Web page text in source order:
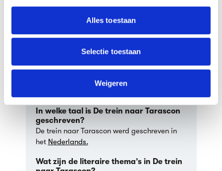
informatie over jouw gebruik van onze site met onze
partners voor social media, adverteren en analyse. Deze
informatie die je aan ze hebt verstrekt of die ze hebben
verzameld op basis van jouw gebruik van hun services.
We werken samen met63 derdendie uw gegevens
kunnen ontvangen en verwerken.
Alles toestaan
Selectie toestaan
Weigeren
naar Tarascon op mijn leeslijst?
leeslijst.
Tarascon?
Het genre van De trein naar Tarascon is
In welke taal is De trein naar Tarascon
geschreven?
De trein naar Tarascon werd geschreven in
het Nederlands.
Wat zijn de literaire thema’s in De trein